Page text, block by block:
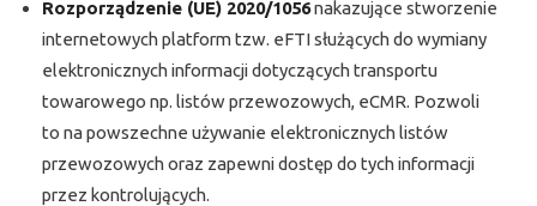
Rozporządzenie (UE) 2020/1056nakazujące stworzenie
internetowych platform tzw. eFTI służących do wymiany
elektronicznych informacji dotyczących transportu
towarowego np. listów przewozowych, eCMR. Pozwoli
to na powszechne używanie elektronicznych listów
przewozowych oraz zapewni dostęp do tych informacji
przez kontrolujących.